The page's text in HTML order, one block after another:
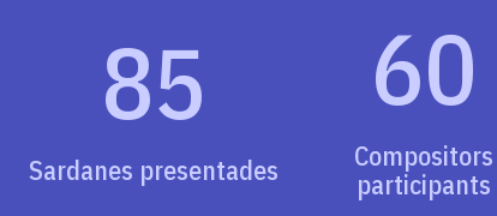
85
Sardanes presentades
60
Compositors
participants